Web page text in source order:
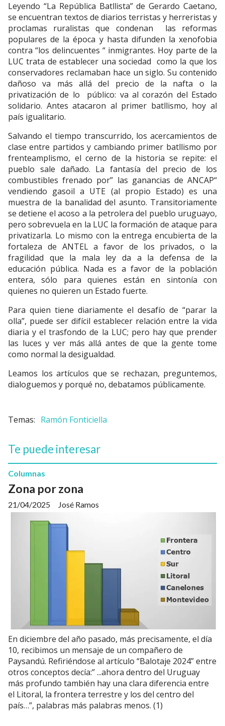
Leyendo “La República Batllista” de Gerardo Caetano,
se encuentran textos de diarios terristas y herreristas y
proclamas ruralistas que condenan las reformas
populares de la época y hasta difunden la xenofobia
contra “los delincuentes “ inmigrantes. Hoy parte de la
LUC trata de establecer una sociedad como la que los
conservadores reclamaban hace un siglo. Su contenido
dañoso va más allá del precio de la nafta o la
privatización de lo público: va al corazón del Estado
solidario. Antes atacaron al primer batllismo, hoy al
país igualitario.
Salvando el tiempo transcurrido, los acercamientos de
clase entre partidos y cambiando primer batllismo por
frenteamplismo, el cerno de la historia se repite: el
pueblo sale dañado. La fantasía del precio de los
combustibles frenado por” las ganancias de ANCAP“
vendiendo gasoil a UTE (al propio Estado) es una
muestra de la banalidad del asunto. Transitoriamente
se detiene el acoso a la petrolera del pueblo uruguayo,
pero sobrevuela en la LUC la formación de ataque para
privatizarla. Lo mismo con la entrega encubierta de la
fortaleza de ANTEL a favor de los privados, o la
fragilidad que la mala ley da a la defensa de la
educación pública. Nada es a favor de la población
entera, sólo para quienes están en sintonía con
quienes no quieren un Estado fuerte.
Para quien tiene diariamente el desafío de “parar la
olla”, puede ser difícil establecer relación entre la vida
diaria y el trasfondo de la LUC; pero hay que prender
las luces y ver más allá antes de que la gente tome
como normal la desigualdad.
Leamos los artículos que se rechazan, preguntemos,
dialoguemos y porqué no, debatamos públicamente.
Ramón Fonticiella
Te puede interesar
Zona por zona
José Ramos
Columnas
21/04/2025
En diciembre del año pasado, más precisamente, el día
10, recibimos un mensaje de un compañero de
Paysandú. Refiriéndose al artículo “Balotaje 2024” entre
otros conceptos decía:” ...ahora dentro del Uruguay
más profundo también hay una clara diferencia entre
el Litoral, la frontera terrestre y los del centro del
país…”, palabras más palabras menos. (1)